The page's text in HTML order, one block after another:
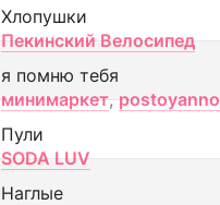
Хлопушки
Пекинский Велосипед
я помню тебя
минимаркет, postoyanno
Пули
SODA LUV
Наглые